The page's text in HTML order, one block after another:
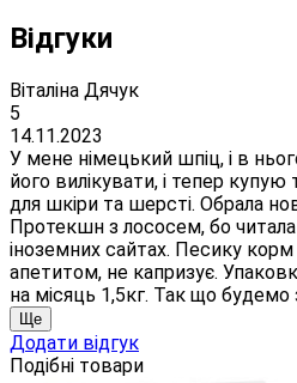
Відгуки
Віталіна Дячук
5
14.11.2023
У мене німецький шпіц, і в
його вилікувати, і тепер
для шкіри та шерсті. Обрала
Протекшн з лососем, бо читала
іноземних сайтах. Песику корм
апетитом, не капризує.
на місяць 1,5кг. Так що будемо
Ще
Додати відгук
Подібні товари